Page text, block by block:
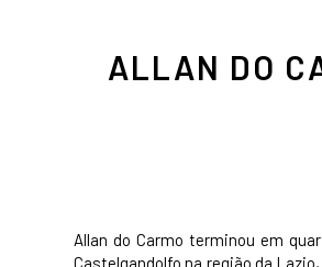
ALLAN DO
Allan do Carmo terminou em
Castelgandolfo na região da